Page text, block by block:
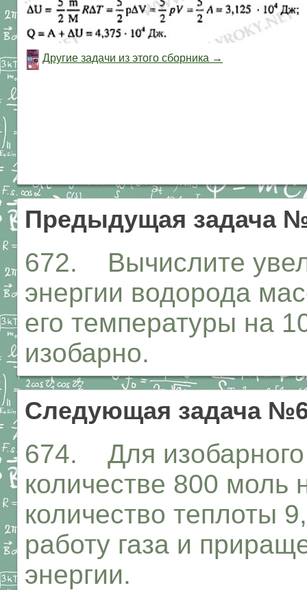
Другие задачи из этого сборника →
Предыдущая задача
672. Вычислите
энергии водорода
его температуры на
изобарно.
Следующая задача
674. Для изобарного
количестве 800
количество теплоты
работу газа и
энергии.